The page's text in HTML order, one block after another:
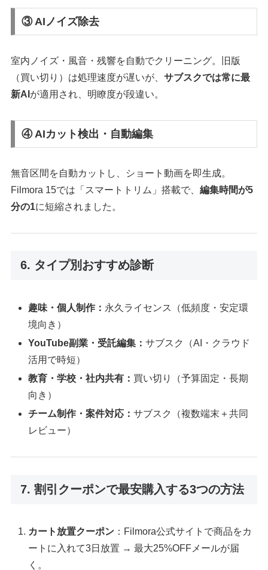
③ AIノイズ除去
室内ノイズ・風音・残響を自動でクリーニング。旧版
（買い切り）は処理速度が遅いが、サブスクでは常に最
新AI が適用され、明瞭度が段違い。
④ AIカット検出・自動編集
無音区間を自動カットし、ショート動画を即生成。
Filmora 15では「スマートトリム」搭載で、編集時間が5
分の1に短縮されました。
6. タイプ別おすすめ診断
趣味・個人制作： 永久ライセンス（低頻度・安定環
境向き）
YouTube副業・受託編集：サブスク（AI・クラウド
活用で時短）
教育・学校・社内共有： 買い切り（予算固定・長期
向き）
チーム制作・案件対応：サブスク（複数端末＋共同
レビュー）
7. 割引クーポンで最安購入する3つの方法
カート放置クーポン ：Filmora公式サイトで商品をカ
ートに入れて3日放置 → 最大25%OFFメールが届
く。